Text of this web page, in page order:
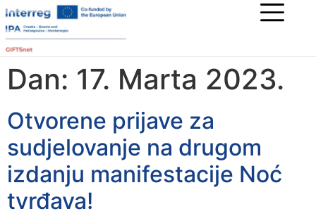
Dan: 17. Marta 2023.
Otvorene prijave za
sudjelovanje na drugom
izdanju manifestacije Noć
tvrđava!